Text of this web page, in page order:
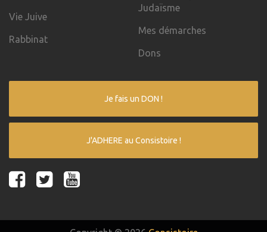
Vie Juive
Rabbinat
Judaïsme
Mes démarches
Dons
Je fais un DON !
J'ADHERE au Consistoire !